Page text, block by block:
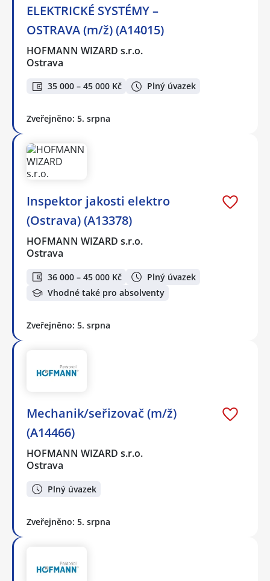
ELEKTRICKÉ SYSTÉMY –
OSTRAVA (m/ž) (A14015)
HOFMANN WIZARD s.r.o.
Ostrava
35 000 – 45 000 Kč Plný úvazek
Zveřejněno: 5. srpna
Inspektor jakosti elektro
(Ostrava) (A13378)
HOFMANN WIZARD s.r.o.
Ostrava
36 000 – 45 000 Kč
Plný úvazek
Vhodné také pro absolventy
Zveřejněno: 5. srpna
Mechanik/seřizovač (m/ž)
(A14466)
HOFMANN WIZARD s.r.o.
Ostrava
Plný úvazek
Zveřejněno: 5. srpna